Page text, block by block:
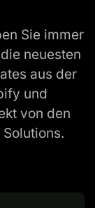
Sie immer
neuesten
aus der
und
von den